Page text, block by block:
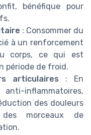
bénéfique pour
: Consommer du
à un renforcement
corps, ce qui est
période de froid.
articulaires : En
inflammatoires,
des douleurs
morceaux de